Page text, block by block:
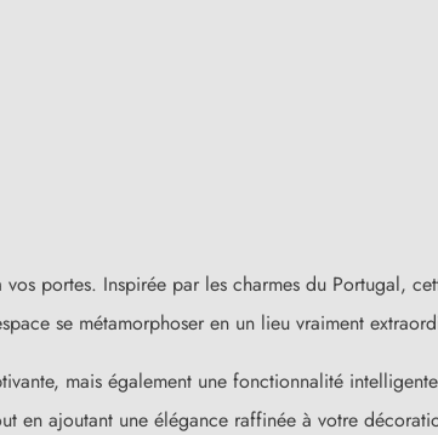
portes. Inspirée par les charmes du Portugal,
se métamorphoser en un lieu vraiment
mais également une fonctionnalité
en ajoutant une élégance raffinée à votre